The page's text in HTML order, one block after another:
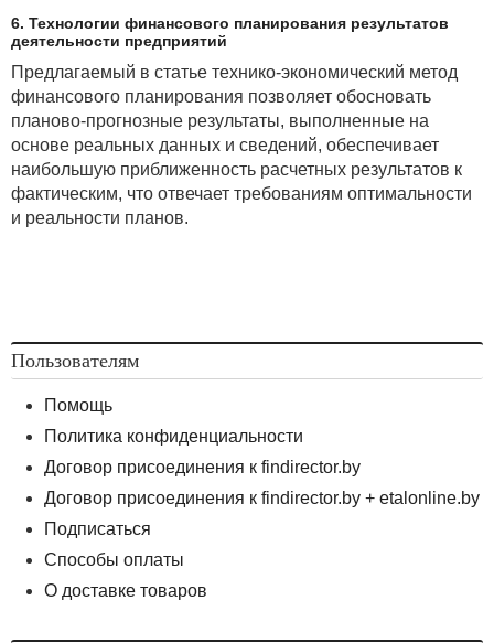
невозможности установления стоимости
драгоценных металлов и драгоценных камней — от
10 до 300 базовых величин, а на юридическое
лицо — от 10 до 70 % от стоимости указанных
металлов и камней во всех видах и состояниях,
а при невозможности установления стоимости
драгоценных металлов и драгоценных камней — от
20 до 500 базовых величин.
6. Технологии финансового планирования результатов
деятельности предприятий
Предлагаемый в статье технико-экономический метод
финансового планирования позволяет обосновать
планово-прогнозные результаты, выполненные на
основе реальных данных и сведений, обеспечивает
наибольшую приближенность расчетных результатов к
фактическим, что отвечает требованиям оптимальности
и реальности планов.
Пользователям
Помощь
Политика конфиденциальности
Договор присоединения к findirector.by
Договор присоединения к findirector.by + etalonline.by
Подписаться
Способы оплаты
О доставке товаров